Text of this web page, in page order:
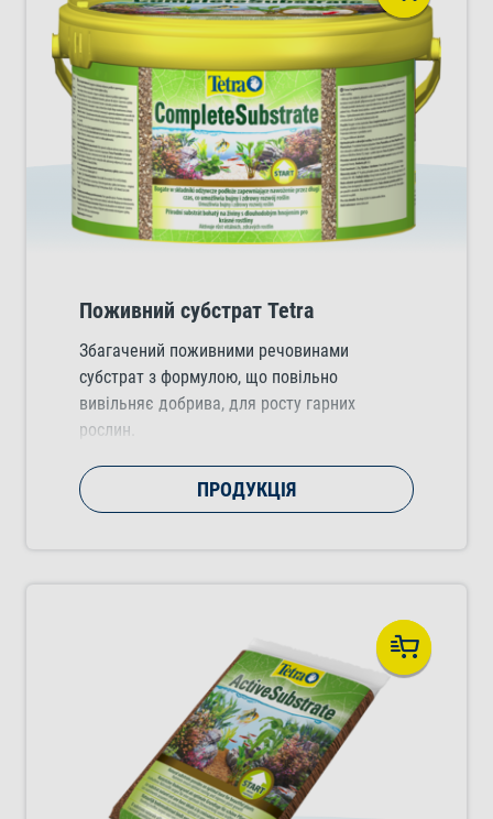
Поживний субстрат Tetra
Збагачений поживними речовинами
субстрат з формулою, що повільно
вивільняє добрива, для росту гарних
рослин.
ПРОДУКЦІЯ